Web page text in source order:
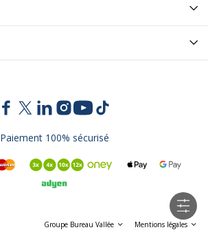
Paiement 100% sécurisé
Groupe Bureau Vallée Mentions légales